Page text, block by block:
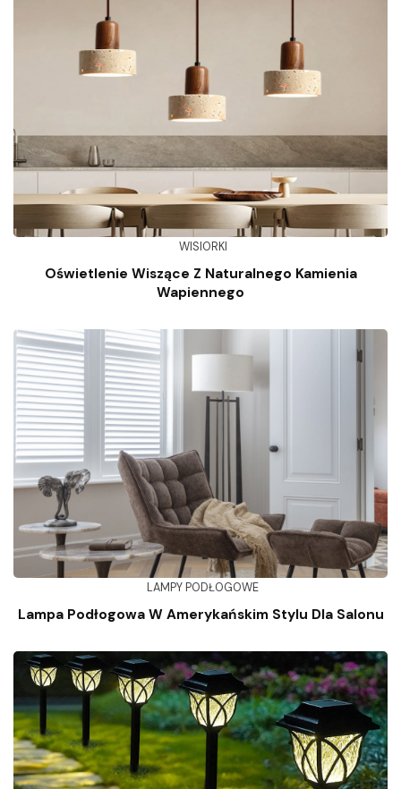
WISIORKI
Oświetlenie Wiszące Z Naturalnego Kamienia
Wapiennego
LAMPY PODŁOGOWE
Lampa Podłogowa W Amerykańskim Stylu Dla Salonu